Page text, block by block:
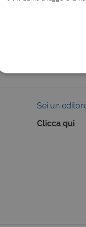
Sei un
Clicca qui
COOKIE
risposta ad azioni da te
visualizzazione del sito e
selezionati (es. lingua,
loro installazione, ma in